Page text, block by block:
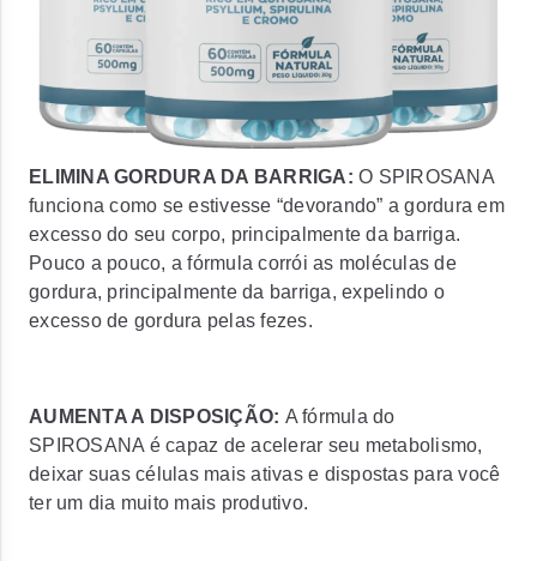
ELIMINA GORDURA DA BARRIGA: O SPIROSANA
funciona como se estivesse “devorando” a gordura em
excesso do seu corpo, principalmente da barriga.
Pouco a pouco, a fórmula corrói as moléculas de
gordura, principalmente da barriga, expelindo o
excesso de gordura pelas fezes.
AUMENTA A DISPOSIÇÃO: A fórmula do
SPIROSANA é capaz de acelerar seu metabolismo,
deixar suas células mais ativas e dispostas para você
ter um dia muito mais produtivo.